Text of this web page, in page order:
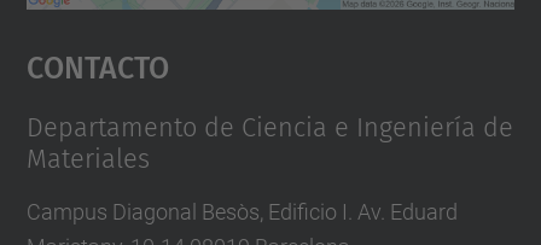
Aceptar
powered by
Contacto
Departamento de Ciencia e Ingeniería de
Materiales
Campus Diagonal Besòs, Edificio I. Av. Eduard